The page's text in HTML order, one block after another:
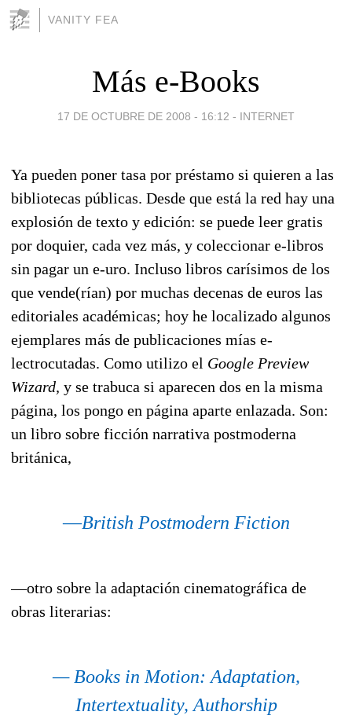
VANITY FEA
Más e-Books
17 DE OCTUBRE DE 2008 - 16:12 - INTERNET
Ya pueden poner tasa por préstamo si quieren a las
bibliotecas públicas. Desde que está la red hay una
explosión de texto y edición: se puede leer gratis
por doquier, cada vez más, y coleccionar e-libros
sin pagar un e-uro. Incluso libros carísimos de los
que vende(rían) por muchas decenas de euros las
editoriales académicas; hoy he localizado algunos
ejemplares más de publicaciones mías e-
lectrocutadas. Como utilizo el Google Preview
Wizard, y se trabuca si aparecen dos en la misma
página, los pongo en página aparte enlazada. Son:
un libro sobre ficción narrativa postmoderna
británica,
—British Postmodern Fiction
—otro sobre la adaptación cinematográfica de
obras literarias:
— Books in Motion: Adaptation,
Intertextuality, Authorship